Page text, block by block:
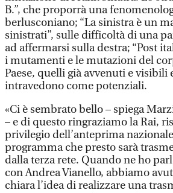
B.”, che proporrà una
berlusconiano; “La sinistra è un
sinistrati”, sulle difficoltà di una
ad affermarsi sulla destra; “Post
i mutamenti e le mutazioni del
Paese, quelli già avvenuti e visibili
intravedono come potenziali.
«Ci è sembrato bello – spiega
– e di questo ringraziamo la Rai,
privilegio dell’anteprima
programma che presto sarà
dalla terza rete. Quando ne ho
con Andrea Vianello, abbiamo
chiara l’idea di realizzare una